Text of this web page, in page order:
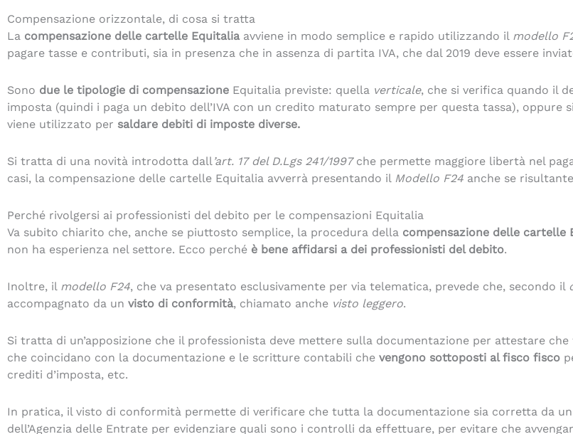
Compensazione orizzontale, di cosa si tratta
La compensazione delle cartelle Equitalia avviene in modo semplice e rapido utilizzando il modello
pagare tasse e contributi, sia in presenza che in assenza di partita IVA, che dal 2019 deve essere
Sono due le tipologie di compensazione Equitalia previste: quella verticale, che si verifica quando il
imposta (quindi i paga un debito dell’IVA con un credito maturato sempre per questa tassa), oppure
viene utilizzato per saldare debiti di imposte diverse.
Si tratta di una novità introdotta dall’art. 17 del D.Lgs 241/1997 che permette maggiore libertà nel
casi, la compensazione delle cartelle Equitalia avverrà presentando il Modello F24 anche se
Perché rivolgersi ai professionisti del debito per le compensazioni Equitalia
Va subito chiarito che, anche se piuttosto semplice, la procedura della compensazione delle cartelle
non ha esperienza nel settore. Ecco perché è bene affidarsi a dei professionisti del debito.
Inoltre, il modello F24, che va presentato esclusivamente per via telematica, prevede che, secondo il
accompagnato da un visto di conformità, chiamato anche visto leggero.
Si tratta di un’apposizione che il professionista deve mettere sulla documentazione per attestare
che coincidano con la documentazione e le scritture contabili che vengono sottoposti al fisco fisco
crediti d’imposta, etc.
In pratica, il visto di conformità permette di verificare che tutta la documentazione sia corretta da
dell’Agenzia delle Entrate per evidenziare quali sono i controlli da effettuare, per evitare che